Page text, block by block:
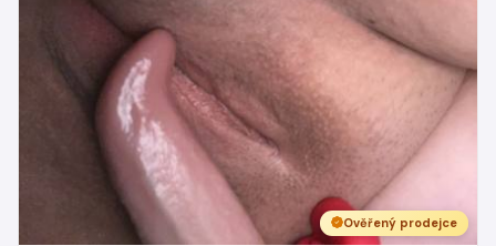
Ověřený prodejce